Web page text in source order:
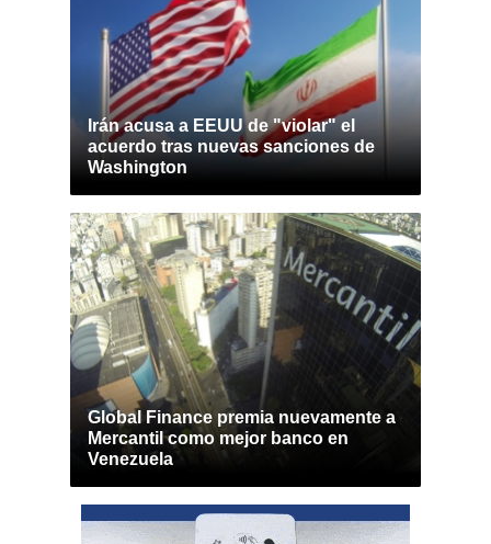
Irán acusa a EEUU de "violar" el
acuerdo tras nuevas sanciones de
Washington
Global Finance premia nuevamente a
Mercantil como mejor banco en
Venezuela